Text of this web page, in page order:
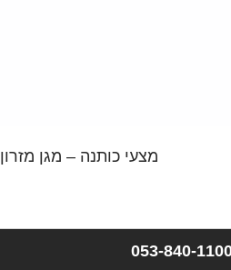
מצעי כותנה – מגן מזרון